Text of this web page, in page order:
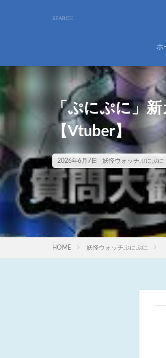
ホ
「ぷにぷに」
【Vtuber】
2026年6月7日 妖怪ウォッチぷにぷに
HOME 妖怪ウォッチぷにぷに